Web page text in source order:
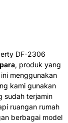
DF-2306
, produk yang
menggunakan
kami gunakan
sudah terjamin
ruangan rumah
berbagai model